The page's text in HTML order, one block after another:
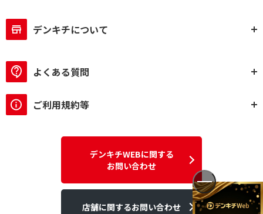
デンキチについて
よくある質問
ご利用規約等
デンキチWEBに関する
お問い合わせ
店舗に関するお問い合わせ